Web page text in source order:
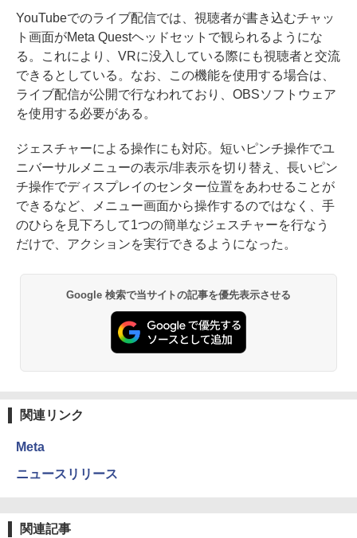
YouTubeでのライブ配信では、視聴者が書き込むチャッ
ト画面がMeta Questヘッドセットで観られるようにな
る。これにより、VRに没入している際にも視聴者と交流
できるとしている。なお、この機能を使用する場合は、
ライブ配信が公開で行なわれており、OBSソフトウェア
を使用する必要がある。
ジェスチャーによる操作にも対応。短いピンチ操作でユ
ニバーサルメニューの表示/非表示を切り替え、長いピン
チ操作でディスプレイのセンター位置をあわせることが
できるなど、メニュー画面から操作するのではなく、手
のひらを見下ろして1つの簡単なジェスチャーを行なう
だけで、アクションを実行できるようになった。
Google 検索で当サイトの記事を優先表示させる
関連リンク
Meta
ニュースリリース
関連記事